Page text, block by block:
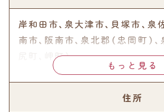
岸和田市、泉大津市、貝塚市、泉
南市、阪南市、泉北郡（忠岡町）
尻町、岬町）
住所